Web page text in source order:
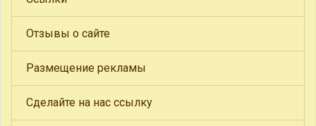
Отзывы о сайте
Размещение рекламы
Сделайте на нас ссылку